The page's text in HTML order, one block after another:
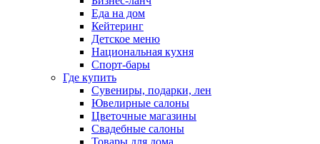
Еда на дом
Кейтеринг
Детское меню
Национальная кухня
Спорт-бары
Где купить
Сувениры, подарки, лен
Ювелирные салоны
Цветочные магазины
Свадебные салоны
Товары для дома